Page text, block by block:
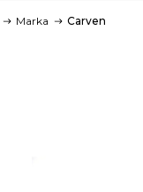
Marka Carven